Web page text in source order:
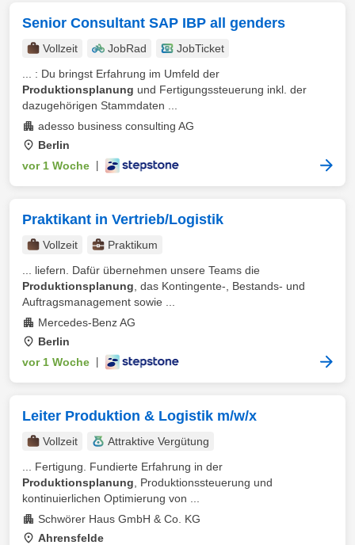
Senior Consultant SAP IBP all genders
Vollzeit JobRad
JobTicket
... : Du bringst Erfahrung im Umfeld der
Produktionsplanung und Fertigungssteuerung inkl. der
dazugehörigen Stammdaten ...
adesso business consulting AG
Berlin
vor 1 Woche
Praktikant in Vertrieb/Logistik
Vollzeit
Praktikum
... liefern. Dafür übernehmen unsere Teams die
Produktionsplanung , das Kontingente-, Bestands- und
Auftragsmanagement sowie ...
Mercedes-Benz AG
Berlin
vor 1 Woche
Leiter Produktion & Logistik m/w/x
Vollzeit
Attraktive Vergütung
... Fertigung. Fundierte Erfahrung in der
Produktionsplanung , Produktionssteuerung und
kontinuierlichen Optimierung von ...
Schwörer Haus GmbH & Co. KG
Ahrensfelde